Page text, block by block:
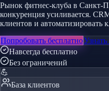
Рынок фитнес-клуба в Санкт-
конкуренция усиливается.
клиентов и автоматизировать
Попробовать бесплатно
Навсегда бесплатно
Без ограничений
💪
База клиентов